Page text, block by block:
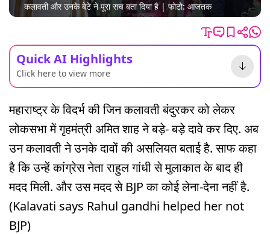
कलावती और उनके बेटे ने पूरा सच बता दिया है | फोटो: आजतक
Quick AI Highlights
Click here to view more
महाराष्ट्र के विदर्भ की जिन कलावती बंदुरकर को लेकर
लोकसभा में गृहमंत्री अमित शाह ने बड़े- बड़े दावे कर दिए. अब
उन कलावती ने उनके दावों की असलियत बताई है. साफ कहा
है कि उन्हें कांग्रेस नेता राहुल गांधी से मुलाकात के बाद ही
मदद मिली. और उस मदद से BJP का कोई लेना-देना नहीं है.
(Kalavati says Rahul gandhi helped her not
BJP)